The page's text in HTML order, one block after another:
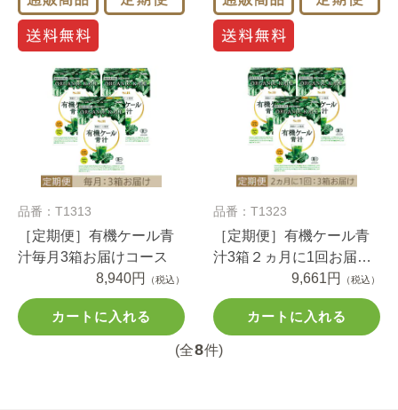
品番：T1313
［定期便］有機ケール青
汁毎月3箱お届けコース
8,940円
（税込）
カートに入れる
品番：T1323
［定期便］有機ケール青
汁3箱２ヵ月に1回お届け
9,661円 （税込）
カートに入れる
(全8件)